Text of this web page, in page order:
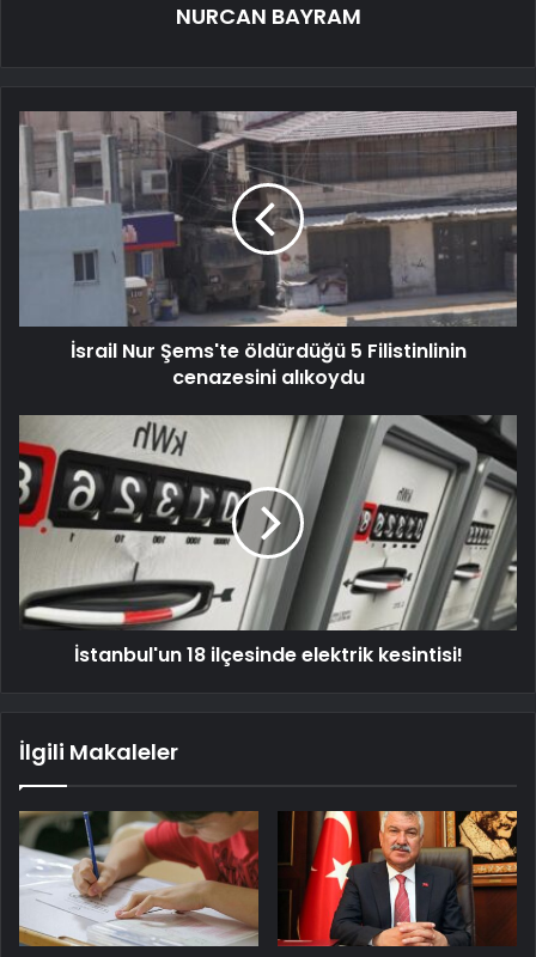
NURCAN BAYRAM
İsrail Nur Şems'te öldürdüğü 5 Filistinlinin
cenazesini alıkoydu
İstanbul'un 18 ilçesinde elektrik kesintisi!
İlgili Makaleler